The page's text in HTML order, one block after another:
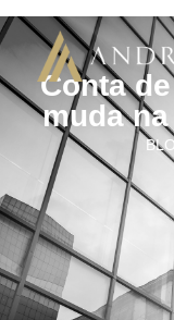
Conta
muda na